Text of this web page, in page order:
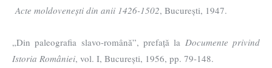
Acte moldovenești din anii 1426-1502, București, 1947.
„Din paleografia slavo-română”, prefață la Documente privind
Istoria României, vol. I, București, 1956, pp. 79-148.